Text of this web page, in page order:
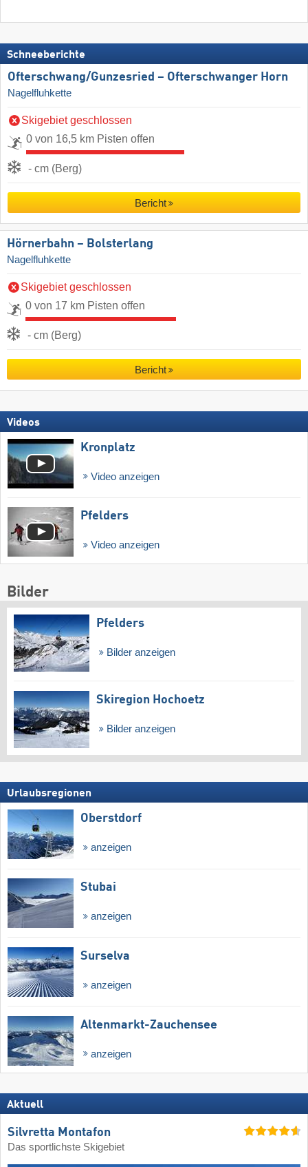
Schneeberichte
Ofterschwang/​Gunzesried – Ofterschwanger Horn
Nagelfluhkette
Skigebiet geschlossen
0 von 16,5 km Pisten offen
- cm (Berg)
Bericht
Hörnerbahn – Bolsterlang
Nagelfluhkette
Skigebiet geschlossen
0 von 17 km Pisten offen
- cm (Berg)
Bericht
Videos
Kronplatz
Video anzeigen
Pfelders
Video anzeigen
Bilder
Pfelders
Bilder anzeigen
Skiregion Hochoetz
Bilder anzeigen
Urlaubsregionen
Oberstdorf
anzeigen
Stubai
anzeigen
Surselva
anzeigen
Altenmarkt-Zauchensee
anzeigen
Aktuell
Silvretta Montafon
Das sportlichste Skigebiet